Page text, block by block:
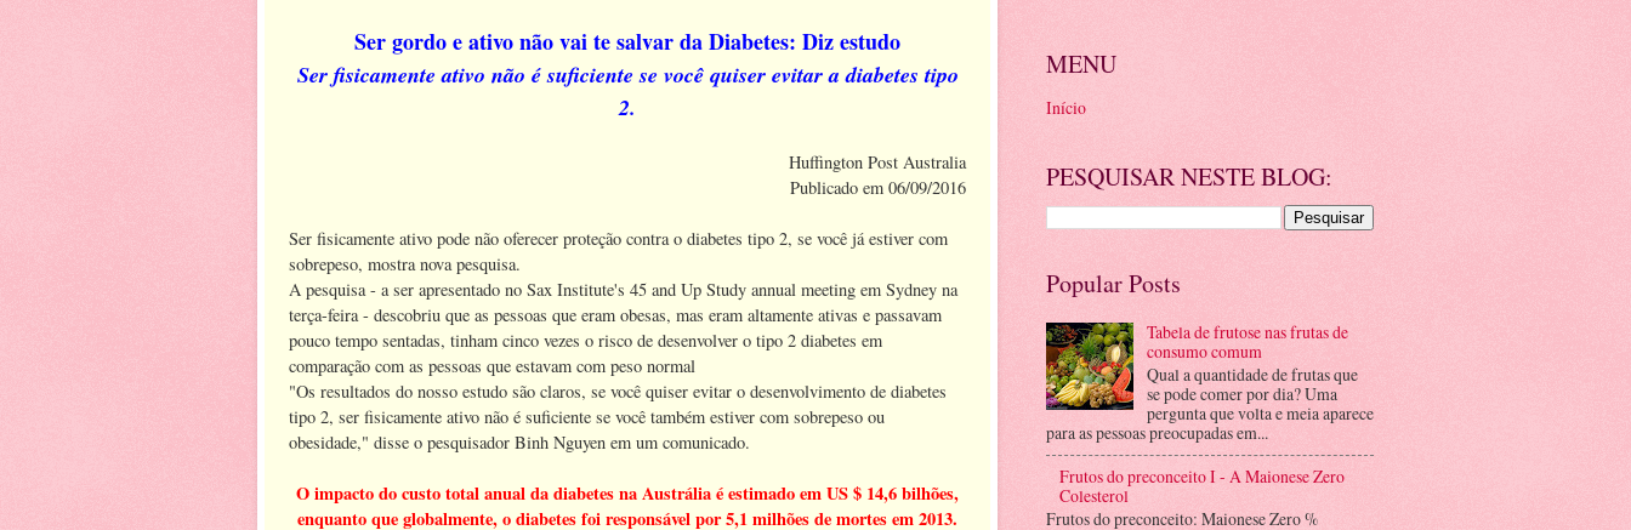
Ser gordo e ativo não vai te salvar da Diabetes: Diz estudo
Ser fisicamente ativo não é suficiente se você quiser evitar a diabetes tipo
2.
Huffington Post Australia
Publicado em 06/09/2016
Ser fisicamente ativo pode não oferecer proteção contra o diabetes tipo 2, se você já estiver com
sobrepeso, mostra nova pesquisa.
A pesquisa - a ser apresentado no Sax Institute's 45 and Up Study annual meeting em Sydney na
terça-feira - descobriu que as pessoas que eram obesas, mas eram altamente ativas e passavam
pouco tempo sentadas, tinham cinco vezes o risco de desenvolver o tipo 2 diabetes em
comparação com as pessoas que estavam com peso normal
"Os resultados do nosso estudo são claros, se você quiser evitar o desenvolvimento de diabetes
tipo 2, ser fisicamente ativo não é suficiente se você também estiver com sobrepeso ou
obesidade," disse o pesquisador Binh Nguyen em um comunicado.
O impacto do custo total anual da diabetes na Austrália é estimado em US $ 14,6 bilhões,
enquanto que globalmente, o diabetes foi responsável ​​por 5,1 milhões de mortes em 2013.
MENU
Início
PESQUISAR NESTE BLOG:
Popular Posts
Tabela de frutose nas frutas de
consumo comum
Qual a quantidade de frutas que
se pode comer por dia? Uma
pergunta que volta e meia aparece
para as pessoas preocupadas em...
Frutos do preconceito I - A Maionese Zero
Colesterol
Frutos do preconceito: Maionese Zero %